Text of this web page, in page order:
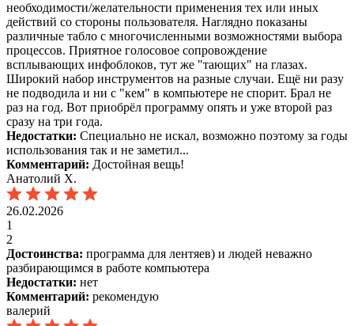
необходимости/желательности применения тех или иных
действий со стороны пользователя. Наглядно показаны
различные табло с многочисленными возможностями выбора
процессов. Приятное голосовое сопровождение
всплывающих инфоблоков, тут же "тающих" на глазах.
Широкий набор инструментов на разные случаи. Ещё ни разу
не подводила и ни с "кем" в компьютере не спорит. Брал не
раз на год. Вот приобрёл программу опять и уже второй раз
сразу на три года.
Недостатки: Специально не искал, возможно поэтому за годы
использования так и не заметил...
Комментарий: Достойная вещь!
Анатолий Х.
26.02.2026
1
2
Достоинства: программа для лентяев) и людей неважно
разбирающимся в работе компьютера
Недостатки: нет
Комментарий: рекомендую
валерий